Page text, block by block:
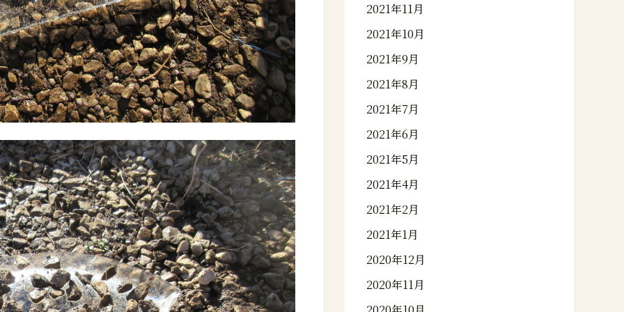
2021年11月
2021年10月
2021年9月
2021年8月
2021年7月
2021年6月
2021年5月
2021年4月
2021年2月
2021年1月
2020年12月
2020年11月